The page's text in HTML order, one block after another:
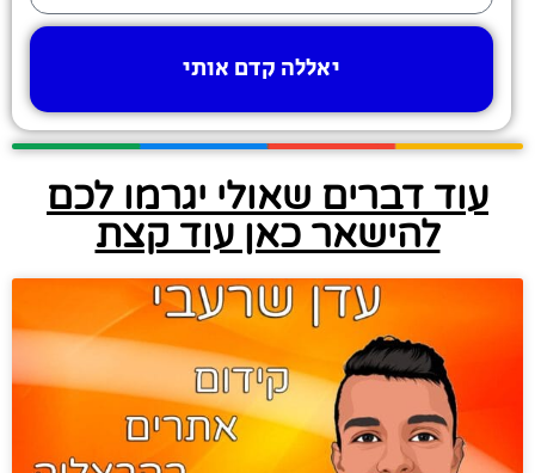
יאללה קדם אותי
עוד דברים שאולי יגרמו לכם
להישאר כאן עוד קצת